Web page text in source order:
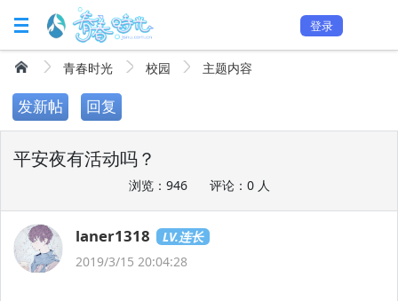
登录
青春时光 校园 主题内容
发新帖 回复
平安夜有活动吗？
浏览：946 评论：0 人
laner1318
LV.连长
2019/3/15 20:04:28